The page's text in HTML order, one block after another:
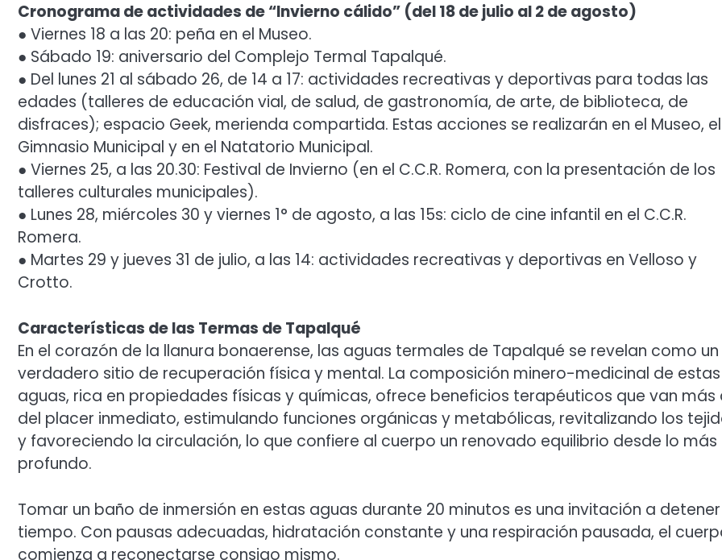
Cronograma de actividades de “Invierno cálido” (del 18 de julio al 2 de agosto)
● Viernes 18 a las 20: peña en el Museo.
● Sábado 19: aniversario del Complejo Termal Tapalqué.
● Del lunes 21 al sábado 26, de 14 a 17: actividades recreativas y deportivas para todas las
edades (talleres de educación vial, de salud, de gastronomía, de arte, de biblioteca, de
disfraces); espacio Geek, merienda compartida. Estas acciones se realizarán en el Museo, el
Gimnasio Municipal y en el Natatorio Municipal.
● Viernes 25, a las 20.30: Festival de Invierno (en el C.C.R. Romera, con la presentación de los
talleres culturales municipales).
● Lunes 28, miércoles 30 y viernes 1° de agosto, a las 15s: ciclo de cine infantil en el C.C.R.
Romera.
● Martes 29 y jueves 31 de julio, a las 14: actividades recreativas y deportivas en Velloso y
Crotto.
Características de las Termas de Tapalqué
En el corazón de la llanura bonaerense, las aguas termales de Tapalqué se revelan como un
verdadero sitio de recuperación física y mental. La composición minero-medicinal de estas
aguas, rica en propiedades físicas y químicas, ofrece beneficios terapéuticos que van más
del placer inmediato, estimulando funciones orgánicas y metabólicas, revitalizando los
y favoreciendo la circulación, lo que confiere al cuerpo un renovado equilibrio desde lo más
profundo.
Tomar un baño de inmersión en estas aguas durante 20 minutos es una invitación a
tiempo. Con pausas adecuadas, hidratación constante y una respiración pausada, el
comienza a reconectarse consigo mismo.